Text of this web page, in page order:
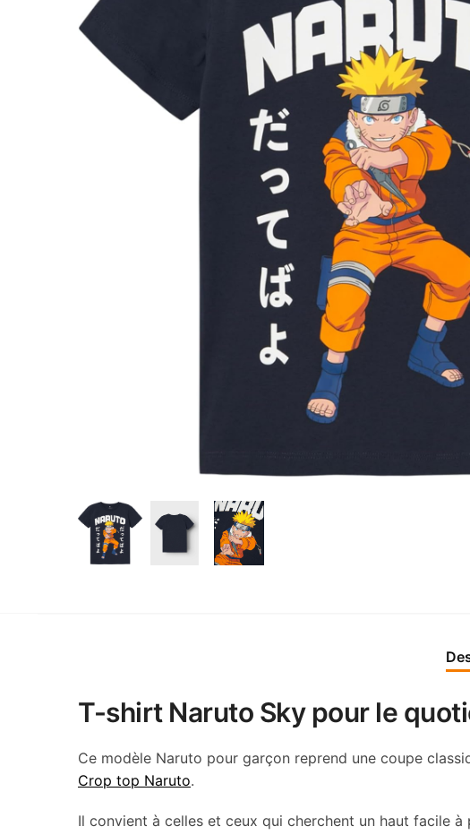
T-shirt Naruto Sky pour le
Ce modèle Naruto pour garçon reprend une coupe
Crop top Naruto.
Il convient à celles et ceux qui cherchent un haut facile